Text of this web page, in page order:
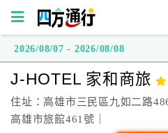
方
通
行
2026/08/07 - 2026/08/08
J-HOTEL 家和商旅
住址：高雄市三民區九如二路
高雄市旅館461號｜